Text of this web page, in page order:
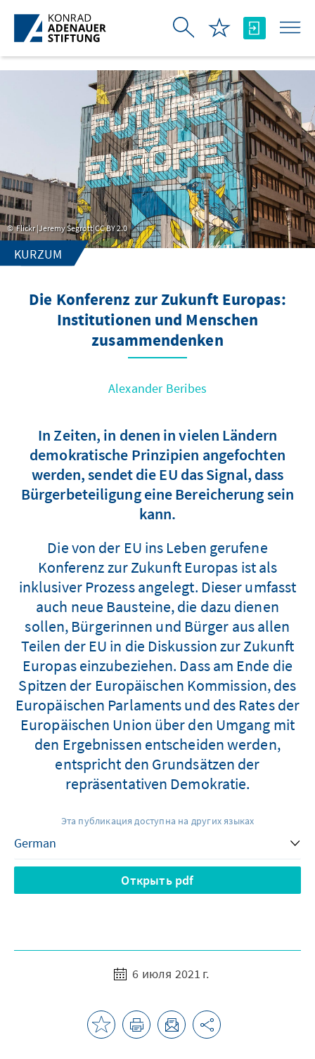
Skip to Main Content
Flickr |Jeremy Segrott|CC BY 2.0
KURZUM
Die Konferenz zur Zukunft Europas:
Institutionen und Menschen
zusammendenken
Alexander Beribes
In Zeiten, in denen in vielen Ländern
demokratische Prinzipien angefochten
werden, sendet die EU das Signal, dass
Bürgerbeteiligung eine Bereicherung sein
kann.
Die von der EU ins Leben gerufene
Konferenz zur Zukunft Europas ist als
inklusiver Prozess angelegt. Dieser umfasst
auch neue Bausteine, die dazu dienen
sollen, Bürgerinnen und Bürger aus allen
Teilen der EU in die Diskussion zur Zukunft
Europas einzubeziehen. Dass am Ende die
Spitzen der Europäischen Kommission, des
Europäischen Parlaments und des Rates der
Europäischen Union über den Umgang mit
den Ergebnissen entscheiden werden,
entspricht den Grundsätzen der
repräsentativen Demokratie.
Эта публикация доступна на других языках
Открыть pdf
6 июля 2021 г.